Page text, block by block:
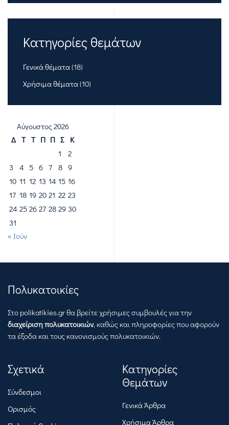
Κατηγορίες θεμάτων
Γενικά θέματα(18)
Χρήσιμα θέματα(10)
Αύγουστος 2026
Δ Τ Τ Π Π Σ
Κ
1
2
3
4 5 6 7 8 9
10 11 12 13 14 15 16
17 18 19 20 21 22 23
24 25 26 27 28 29 30
31
« Ιούν
Πολυκατοικίες
Στο polikatikies.gr θα βρείτε χρήσιμες συμβουλές για την
διαχείριση πολυκατοικιών, καθώς και πληροφορίες που αφορούν
τα έξοδα και τους κανονισμούς πολυκατοικιών.
Σχετικά
Σύνδεσμοι
Ορισμός
Κατηγορίες
Θεμάτων
Γενικά Άρθρα
Χρήσιμα Άρθρα